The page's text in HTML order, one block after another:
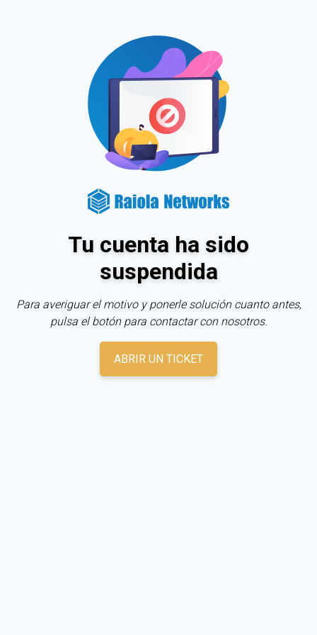
Tu cuenta ha sido
suspendida
Para averiguar el motivo y ponerle solución cuanto antes,
pulsa el botón para contactar con nosotros.
ABRIR UN TICKET